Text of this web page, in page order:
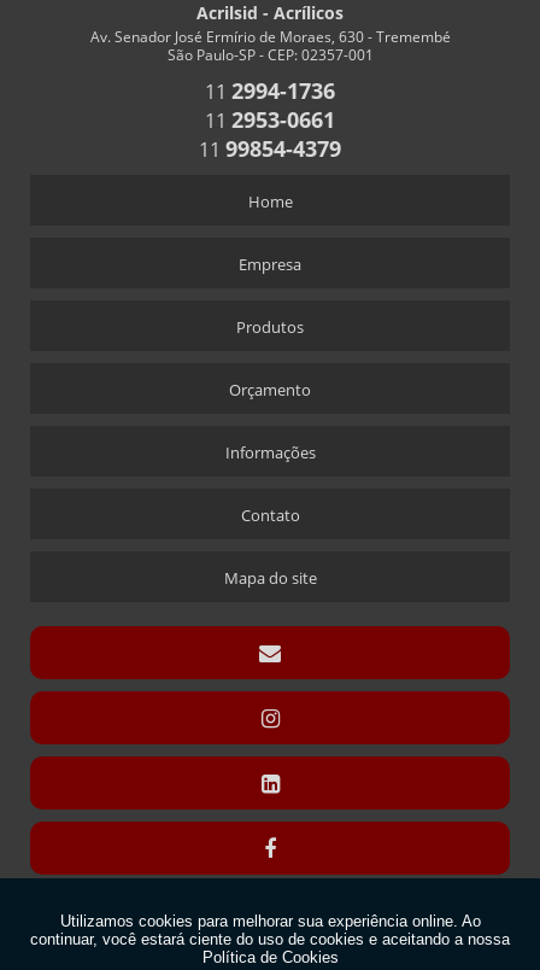
CHAVEIRO COM IMPRESSÃO
CHAVEIRO PERSONALIZADO
CHAVEIROS COM TRILHO PARA NÚMEROS
ALFINETE QUE ACOMPANHA CRACHÁ
CÚPULA COM BASE FIXA
CÚPULA EM ACRÍLICO
DISPLAY PARA CARTÃO EXPOSITOR
DISPLAY MODELO “T” SANDUÍCHE EM ACRÍLICO
DISPLAYS L
DISPLAY “L” CÁPSULAS
DISPLAY “L” COM TRILHO PARA NOME
Acrilsid - Acrílicos
Av. Senador José Ermírio de Moraes, 630 - Tremembé
São Paulo-SP - CEP: 02357-001
11 2994-1736
11 2953-0661
11 99854-4379
Home
Empresa
Produtos
Orçamento
Informações
Contato
Mapa do site
Copyright © Acrilsid. (Lei 9610 de 19/02/1998)